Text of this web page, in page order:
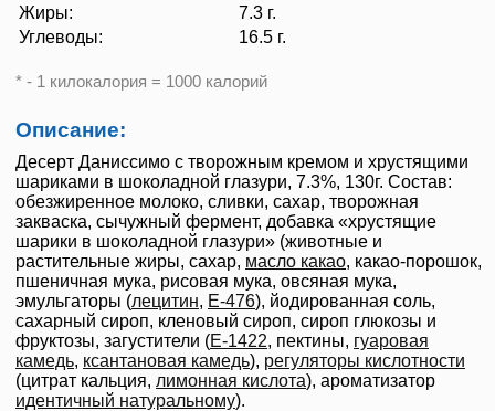
Жиры:
7.3 г.
Углеводы:
16.5 г.
* - 1 килокалория = 1000 калорий
Описание:
Десерт Даниссимо с творожным кремом и хрустящими
шариками в шоколадной глазури, 7.3%, 130г. Состав:
обезжиренное молоко, сливки, сахар, творожная
закваска, сычужный фермент, добавка «хрустящие
шарики в шоколадной глазури» (животные и
растительные жиры, сахар, масло какао, какао-порошок,
пшеничная мука, рисовая мука, овсяная мука,
эмульгаторы (лецитин, Е-476), йодированная соль,
сахарный сироп, кленовый сироп, сироп глюкозы и
фруктозы, загустители (Е-1422, пектины, гуаровая
камедь, ксантановая камедь), регуляторы кислотности
(цитрат кальция, лимонная кислота), ароматизатор
идентичный натуральному).